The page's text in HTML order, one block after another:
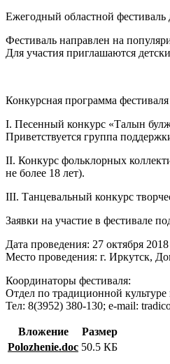
Ежегодный областной
Фестиваль направлен на
Для участия приглашаются
Конкурсная программа
I. Песенный конкурс «Талын
Приветствуется группа
II. Конкурс фольклорных
не более 18 лет).
III. Танцевальный конкурс
Заявки на участие в фестивале
Дата проведения: 27 октября 2018
Место проведения: г. Иркутск,
Координаторы фестиваля:
Отдел по традиционной культуре
Тел: 8(3952) 380-130; e-mail:
Вложение
Размер
Polozhenie.doc 50.5 КБ